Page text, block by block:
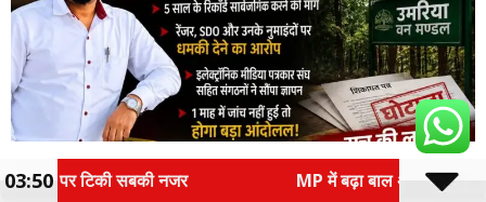
उमरिया वन मण्डल में कथित घोटालों की गूंज मुख्यमंत्री तक, पत्रकार को धमकी का
MP में बढ़ा बाल अपहरण का खतरा, पांच साल में 64% उछले केस;
03:50